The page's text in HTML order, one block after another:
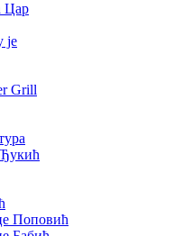
Цар
Grill
Поповић